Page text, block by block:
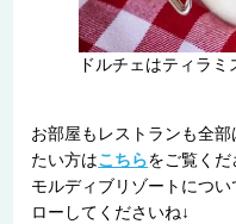
ドルチェはティラ
お部屋もレストランも全
たい方はこちらをご覧くだ
モルディブリゾートについ
ローしてくださいね↓